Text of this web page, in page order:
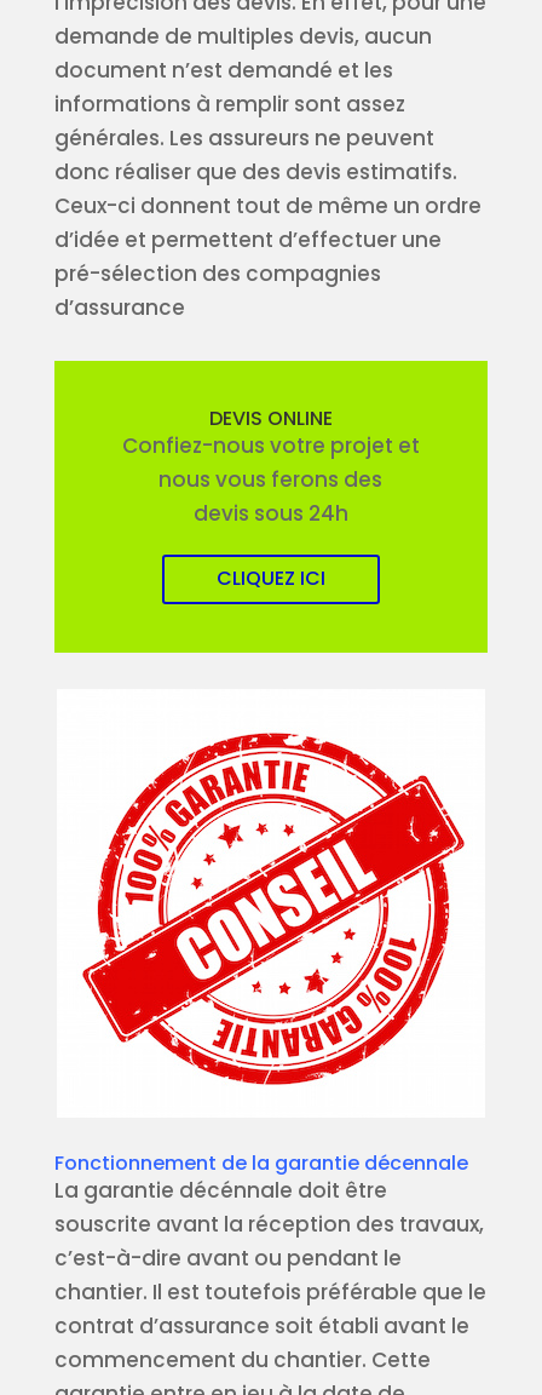
demande de multiples devis, aucun
document n’est demandé et les
informations à remplir sont assez
générales. Les assureurs ne peuvent
donc réaliser que des devis estimatifs.
Ceux-ci donnent tout de même un ordre
d’idée et permettent d’effectuer une
pré-sélection des compagnies
d’assurance
DEVIS ONLINE
Confiez-nous votre projet et
nous vous ferons des
devis sous 24h
CLIQUEZ ICI
Fonctionnement de la garantie décennale
La garantie décénnale doit être
souscrite avant la réception des travaux,
c’est-à-dire avant ou pendant le
chantier. Il est toutefois préférable que le
contrat d’assurance soit établi avant le
commencement du chantier. Cette